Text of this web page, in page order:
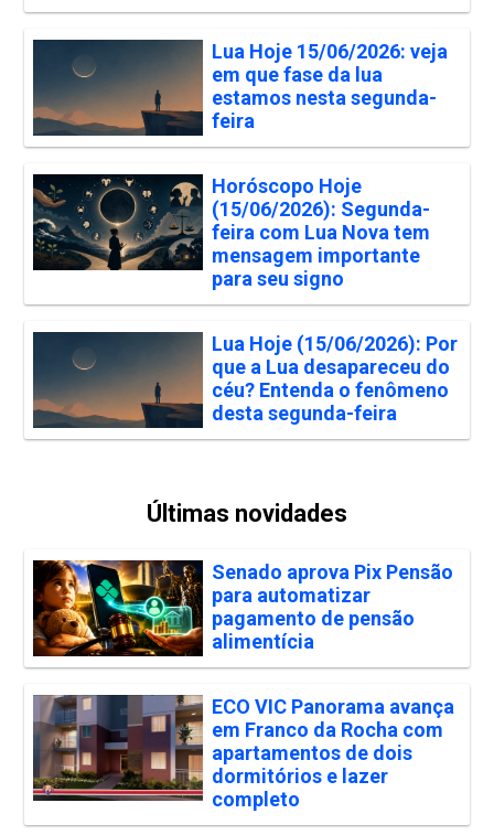
Lua Hoje 15/06/2026: veja
em que fase da lua
estamos nesta segunda-
feira
Horóscopo Hoje
(15/06/2026): Segunda-
feira com Lua Nova tem
mensagem importante
para seu signo
Lua Hoje (15/06/2026): Por
que a Lua desapareceu do
céu? Entenda o fenômeno
desta segunda-feira
Últimas novidades
Senado aprova Pix Pensão
para automatizar
pagamento de pensão
alimentícia
ECO VIC Panorama avança
em Franco da Rocha com
apartamentos de dois
dormitórios e lazer
completo